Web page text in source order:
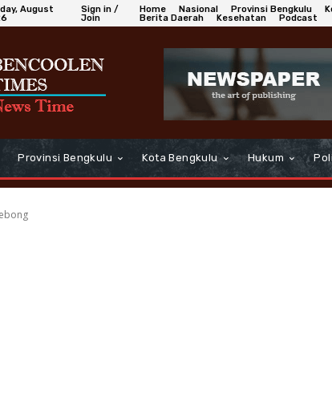
August
Sign in /
Join
Home Nasional Provinsi Bengkulu
Berita Daerah
Kesehatan Podcast
Provinsi Bengkulu Kota Bengkulu Hukum